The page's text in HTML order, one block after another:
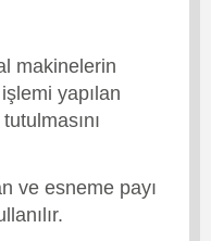
makinelerin
yapılan
ve esneme payı